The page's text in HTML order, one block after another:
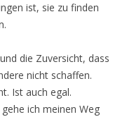
ist, sie zu finden
die Zuversicht, dass
nicht schaffen.
Ist auch egal.
ich meinen Weg